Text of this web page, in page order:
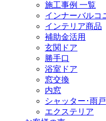
施工事例 一覧
インナーバルコ
インテリア商品
補助金活用
玄関ドア
勝手口
浴室ドア
窓交換
内窓
シャッター･雨戸
エクステリア